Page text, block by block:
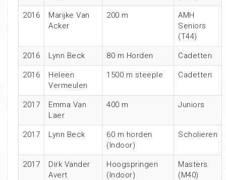
2016
Marijke Van
Acker
200 m
AMH
Seniors
(T44)
2016 Lynn Beck 80 m Horden Cadetten
2016
Heleen
Vermeulen
1500 m steeple Cadetten
2017
Emma Van
Laer
400 m Juniors
2017 Lynn Beck
60 m horden
(Indoor)
Scholieren
2017
Dirk Vander
Avert
Hoogspringen
(Indoor)
Masters
(M40)